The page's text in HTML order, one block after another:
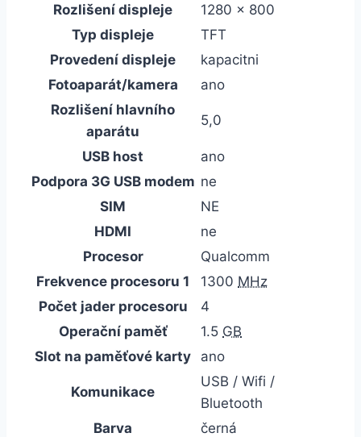
Rozlišení displeje
1280 x 800
Typ displeje
TFT
Provedení displeje
kapacitni
Fotoaparát/kamera
ano
Rozlišení hlavního
aparátu
5,0
USB host
ano
Podpora 3G USB modem ne
SIM
NE
HDMI
ne
Procesor
Qualcomm
Frekvence procesoru 1
1300 MHz
Počet jader procesoru
4
Operační paměť
1.5 GB
Slot na paměťové karty
ano
Komunikace
USB / Wifi /
Bluetooth
Barva
černá